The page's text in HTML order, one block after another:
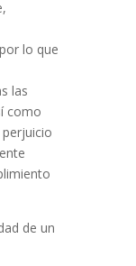
lo que
las
como
de un